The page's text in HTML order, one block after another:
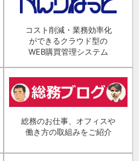
コスト削減・業務効率化
ができるクラウド型の
WEB購買管理システム
総務のお仕事、オフィスや
働き方の取組みをご紹介